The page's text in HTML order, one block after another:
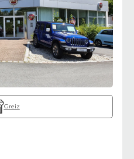
Greiz